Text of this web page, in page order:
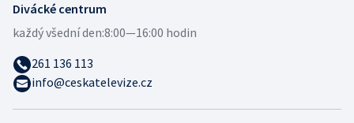
Divácké centrum
každý všední den:8:00—16:00 hodin
261 136 113
info@ceskatelevize.cz